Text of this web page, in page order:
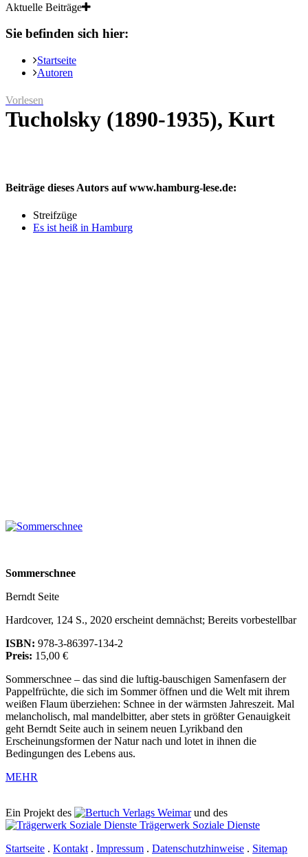
Aktuelle Beiträge
Sie befinden sich hier:
Startseite
Autoren
Vorlesen
Tucholsky (1890-1935), Kurt
Beiträge dieses Autors auf www.hamburg-lese.de:
Streifzüge
Es ist heiß in Hamburg
Sommerschnee
Berndt Seite
Hardcover, 124 S., 2020 erscheint demnächst; Bereits vorbestellbar
ISBN: 978-3-86397-134-2
Preis: 15,00 €
Sommerschnee – das sind die luftig-bauschigen Samenfasern der
Pappelfrüchte, die sich im Sommer öffnen und die Welt mit ihrem
weißen Flaum überziehen: Schnee in der wärmsten Jahreszeit. Mal
melancholisch, mal mandelbitter, aber stets in größter Genauigkeit
geht Berndt Seite auch in seinem neuen Lyrikband den
Erscheinungsformen der Natur nach und lotet in ihnen die
Bedingungen des Lebens aus.
MEHR
Ein Projekt des Verlags Weimarund des
Trägerwerk Soziale Dienste
Startseite . Kontakt . Impressum . Datenschutzhinweise . Sitemap